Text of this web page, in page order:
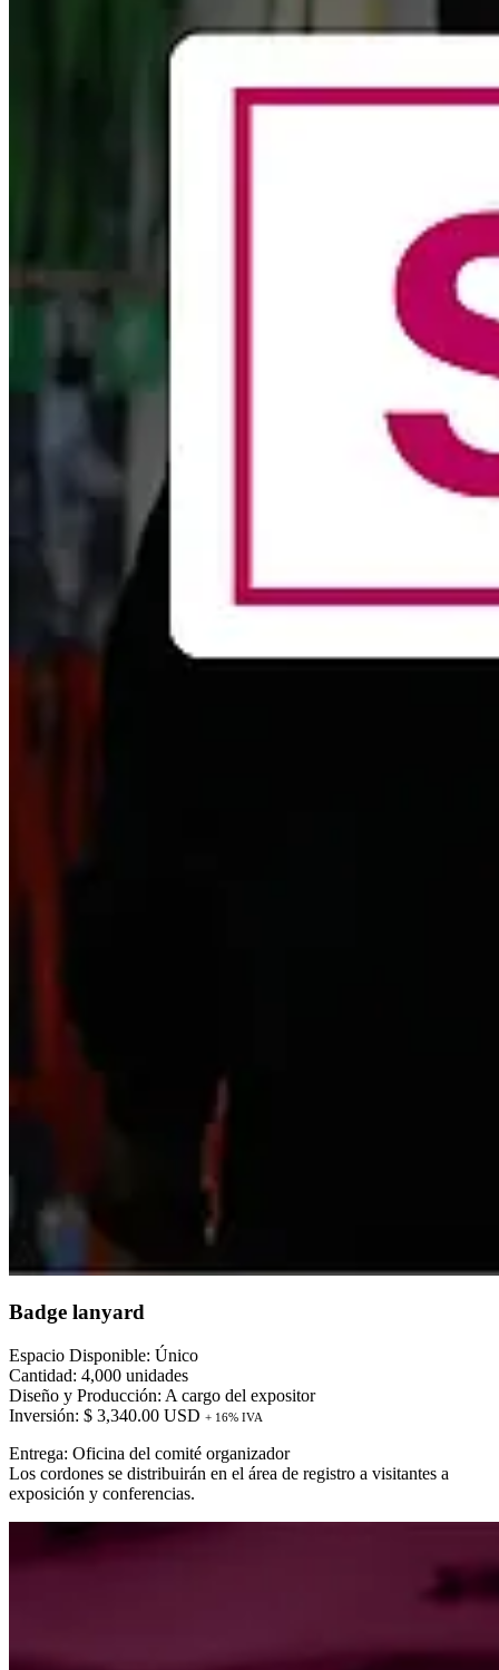
Badge lanyard
Espacio Disponible: Único
Cantidad: 4,000 unidades
Diseño y Producción: A cargo del expositor
Inversión: $ 3,340.00 USD + 16% IVA
Entrega: Oficina del comité organizador
Los cordones se distribuirán en el área de registro a visitantes a
exposición y conferencias.